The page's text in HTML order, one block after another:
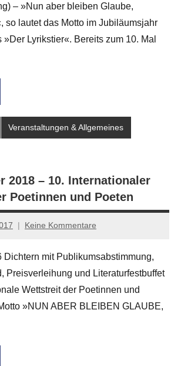
– »Nun aber bleiben Glaube,
so lautet das Motto im Jubiläumsjahr
Lyrikstier«. Bereits zum 10. Mal
Veranstaltungen & Allgemeines
2018 – 10. Internationaler
Poetinnen und Poeten
Keine Kommentare
Dichtern mit Publikumsabstimmung,
Preisverleihung und Literaturfestbuffet
Wettstreit der Poetinnen und
»NUN ABER BLEIBEN GLAUBE,